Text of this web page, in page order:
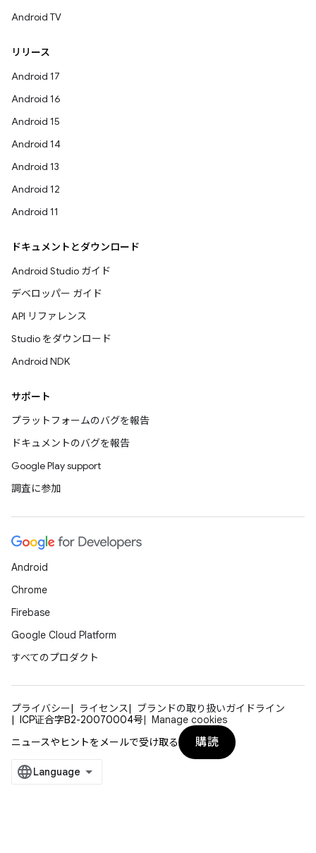
Android TV
リリース
Android 17
Android 16
Android 15
Android 14
Android 13
Android 12
Android 11
ドキュメントとダウンロード
Android Studio ガイド
デベロッパー ガイド
API リファレンス
Studio をダウンロード
Android NDK
サポート
プラットフォームのバグを報告
ドキュメントのバグを報告
Google Play support
調査に参加
Android
Chrome
Firebase
Google Cloud Platform
すべてのプロダクト
プライバシー ライセンス
ブランドの取り扱いガイドライン
ICP证合字B2-20070004号
Manage cookies
ニュースやヒントをメールで受け取る
購読